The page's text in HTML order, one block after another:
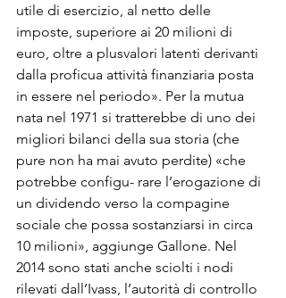
utile di esercizio, al netto delle
imposte, superiore ai 20 milioni di
euro, oltre a plusvalori latenti derivanti
dalla proficua attività finanziaria posta
in essere nel periodo». Per la mutua
nata nel 1971 si tratterebbe di uno dei
migliori bilanci della sua storia (che
pure non ha mai avuto perdite) «che
potrebbe configu- rare l’erogazione di
un dividendo verso la compagine
sociale che possa sostanziarsi in circa
10 milioni», aggiunge Gallone. Nel
2014 sono stati anche sciolti i nodi
rilevati dall’Ivass, l’autorità di controllo